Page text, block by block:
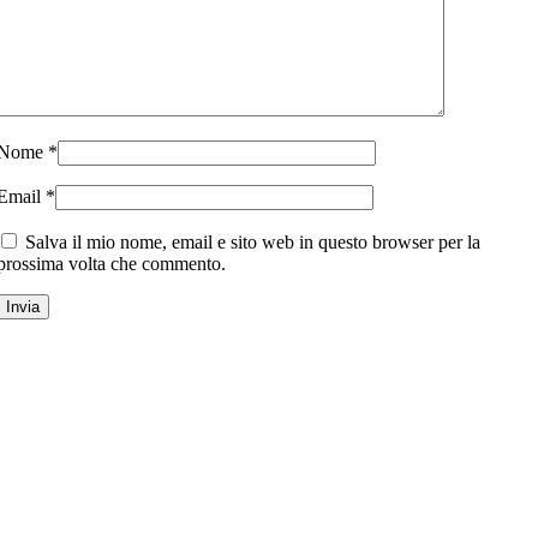
*
*
Salva il mio nome, email e sito web in questo browser per la
volta che commento.